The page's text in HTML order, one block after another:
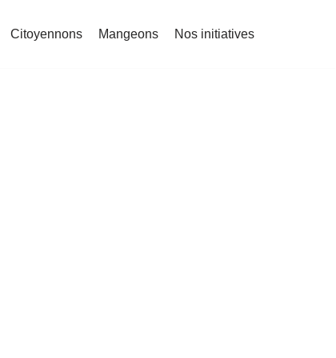
Citoyennons Mangeons Nos initiatives